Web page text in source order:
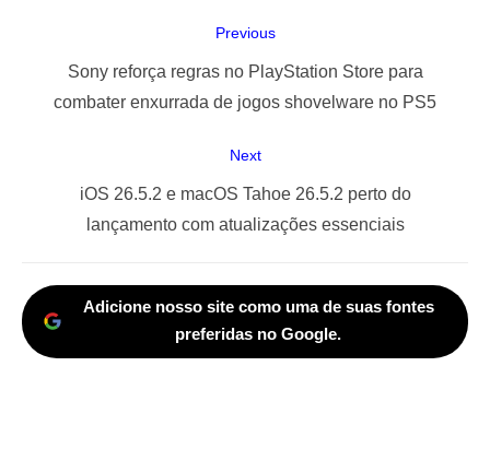
Post
Previous
Previous
post:
Sony reforça regras no PlayStation Store para
combater enxurrada de jogos shovelware no PS5
Next
iOS 26.5.2 e macOS Tahoe 26.5.2 perto do
lançamento com atualizações essenciais
Adicione nosso site como uma de suas fontes
preferidas no Google.